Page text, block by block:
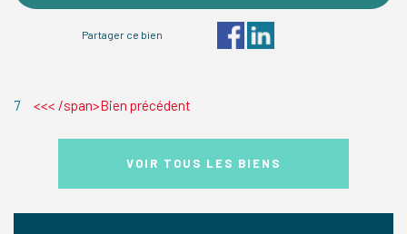
Partager ce bien
7 <<< /span>Bien précédent
VOIR TOUS LES BIENS